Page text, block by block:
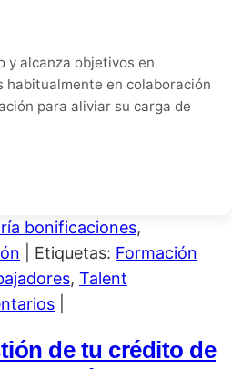
y alcanza objetivos en
en colaboración
para aliviar su carga de
bonificaciones,
Etiquetas: Formación
, Talent
de tu crédito de